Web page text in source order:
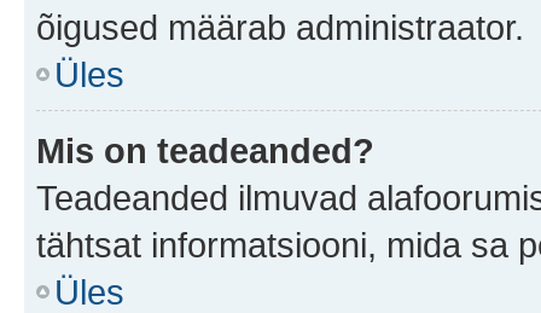
õigused määrab administraator.
Üles
Mis on teadeanded?
Teadeanded ilmuvad
tähtsat informatsiooni, mida sa
Üles